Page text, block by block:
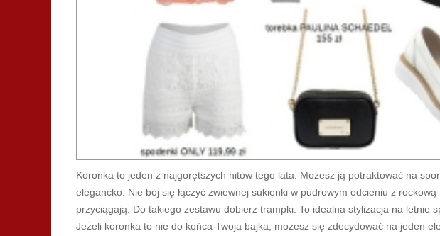
Koronka to jeden z najgorętszych hitów tego lata. Możesz ją potraktować na
elegancko. Nie bój się łączyć zwiewnej sukienki w pudrowym odcieniu z
przyciągają. Do takiego zestawu dobierz trampki. To idealna stylizacja na letnie
Jeżeli koronka to nie do końca Twoja bajka, możesz się zdecydować na jeden